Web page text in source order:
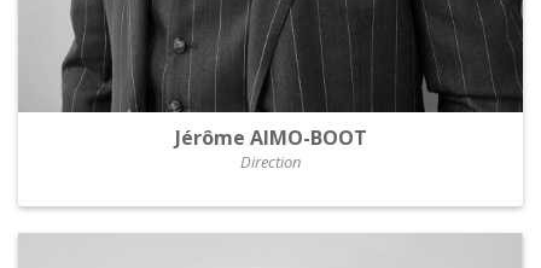
Jérôme AIMO-BOOT
Direction